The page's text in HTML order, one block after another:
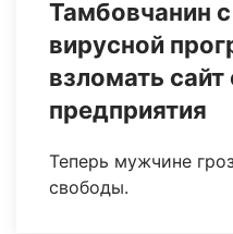
Тамбовчанин
вирусной
взломать
предприятия
Теперь мужчине
свободы.